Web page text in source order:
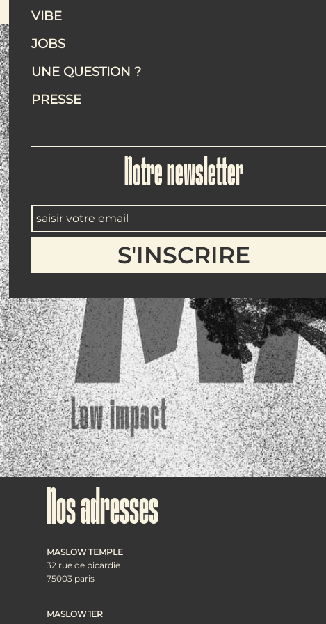
VIBE
JOBS
UNE QUESTION ?
PRESSE
Notre newsletter
Nos adresses
MASLOW TEMPLE
32 rue de picardie
75003 paris
MASLOW 1ER